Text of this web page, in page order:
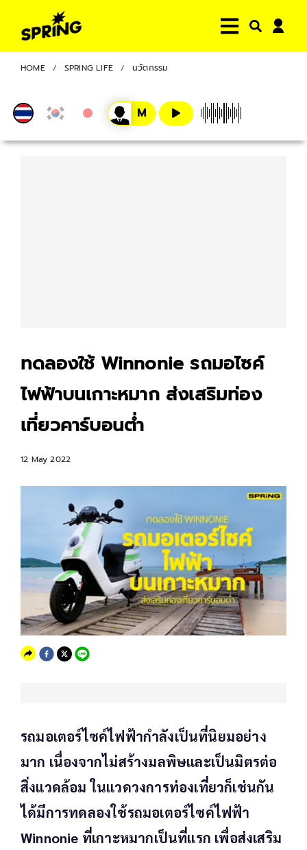
HOME SPRING LIFE นวัตกรรม
ทดลองใช้ Winnonie รถมอไซค์
ไฟฟ้าบนเกาะหมาก ส่งเสริมท่อง
เที่ยวคาร์บอนต่ำ
12 May 2022
รถมอเตอร์ไซค์ไฟฟ้ากำลังเป็นที่นิยมอย่าง
มาก เนื่องจากไม่สร้างมลพิษและเป็นมิตรต่อ
สิ่งแวดล้อม ในแวดวงการท่องเที่ยวก็เช่นกัน
ได้มีการทดลองใช้รถมอเตอร์ไซค์ไฟฟ้า
Winnonie ที่เกาะหมากเป็นที่แรก เพื่อส่งเสริม